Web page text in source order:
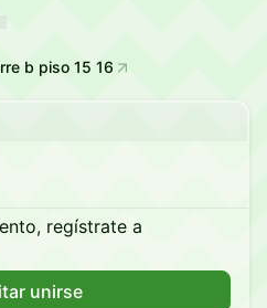
b piso 15 16
regístrate a
unirse